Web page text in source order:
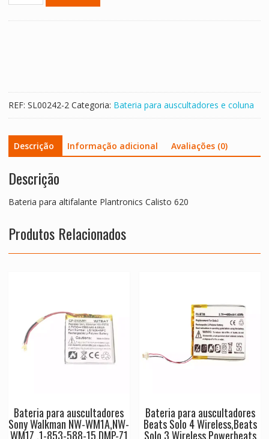
REF: SL00242-2 Categoria: Bateria para auscultadores e coluna
Descrição Informação adicional Avaliações (0)
Descrição
Bateria para altifalante Plantronics Calisto 620
Produtos Relacionados
Bateria para auscultadores
Sony Walkman NW-WM1A,NW-
WM1Z ,1-853-588-15,DMP-Z1
Bateria para auscultadores
Beats Solo 4 Wireless,Beats
Solo 3 Wireless,Powerbeats